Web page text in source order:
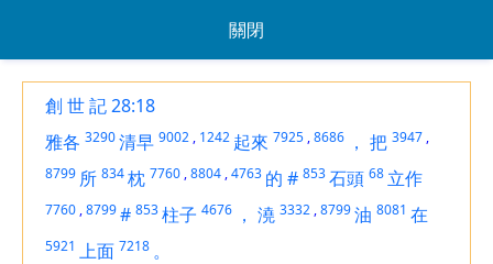
關閉
創 世 記 28:18
雅各 3290清早 9002 , 1242 起來 7925 ,8686 ， 把 3947 ,
8799 所 834枕 7760 ,8804 ,4763 的 # 853石頭 68 立作
7760 ,8799# 853柱子 4676 ， 澆 3332 ,8799油 8081 在
5921 上面 7218 。